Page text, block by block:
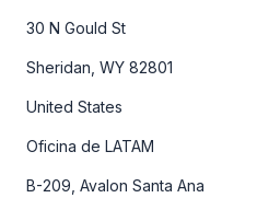
30 N Gould St
Sheridan, WY 82801
United States
Oficina de LATAM
B-209, Avalon Santa Ana